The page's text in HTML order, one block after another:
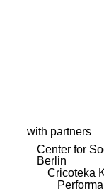
with partners
Center for
Berlin
Cricoteka